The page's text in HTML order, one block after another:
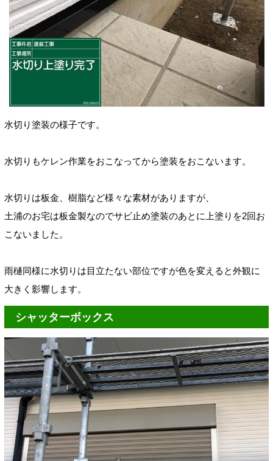
水切り塗装の様子です。
水切りもケレン作業をおこなってから塗装をおこないます。
水切りは板金、樹脂など様々な素材がありますが、
土浦のお宅は板金製なのでサビ止め塗装のあとに上塗りを2回お
こないました。
雨樋同様に水切りは目立たない部位ですが色を変えると外観に
大きく影響します。
シャッターボックス